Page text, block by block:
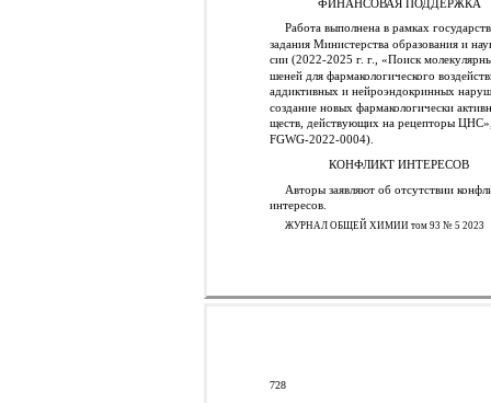
ФИНАНСОВАЯ ПОДДЕРЖКА
Работа выполнена в рамках
задания Министерства образования и
сии (2022-2025 г. г., «Поиск
шеней для фармакологического
аддиктивных и нейроэндокринных
создание новых фармакологически
ществ, действующих на рецепторы
FGWG-2022-0004).
КОНФЛИКТ ИНТЕРЕСОВ
Авторы заявляют об отсутствии
интересов.
ЖУРНАЛ ОБЩЕЙ ХИМИИ том 93 № 5 2023
728